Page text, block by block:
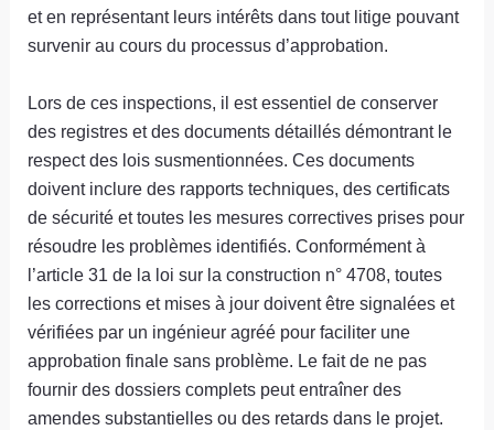
et en représentant leurs intérêts dans tout litige pouvant
survenir au cours du processus d’approbation.
Lors de ces inspections, il est essentiel de conserver
des registres et des documents détaillés démontrant le
respect des lois susmentionnées. Ces documents
doivent inclure des rapports techniques, des certificats
de sécurité et toutes les mesures correctives prises pour
résoudre les problèmes identifiés. Conformément à
l’article 31 de la loi sur la construction n° 4708, toutes
les corrections et mises à jour doivent être signalées et
vérifiées par un ingénieur agréé pour faciliter une
approbation finale sans problème. Le fait de ne pas
fournir des dossiers complets peut entraîner des
amendes substantielles ou des retards dans le projet.